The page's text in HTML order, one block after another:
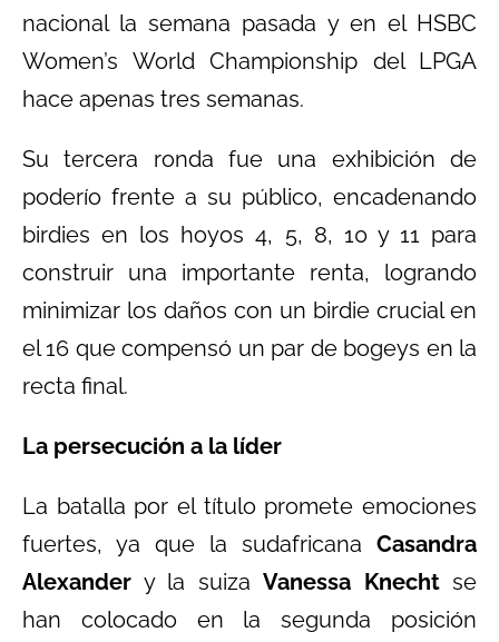
nacional la semana pasada y en el HSBC
Women’s World Championship del LPGA
hace apenas tres semanas.
Su tercera ronda fue una exhibición de
poderío frente a su público, encadenando
birdies en los hoyos 4, 5, 8, 10 y 11 para
construir una importante renta, logrando
minimizar los daños con un birdie crucial en
el 16 que compensó un par de bogeys en la
recta final.
La persecución a la líder
La batalla por el título promete emociones
fuertes, ya que la sudafricana Casandra
Alexander y la suiza Vanessa Knechtse
han colocado en la segunda posición